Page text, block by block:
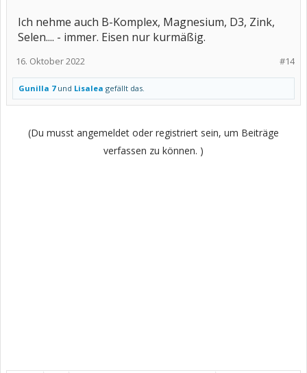
Ich nehme auch B-Komplex, Magnesium, D3, Zink,
Selen.... - immer. Eisen nur kurmäßig.
#14
16. Oktober 2022
Gunilla 7und Lisalea gefällt das.
(Du musst angemeldet oder registriert sein, um Beiträge
verfassen zu können. )